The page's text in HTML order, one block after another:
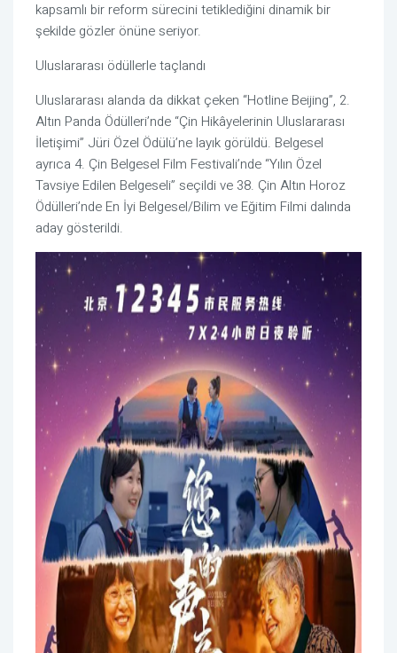
kapsamlı bir reform sürecini tetiklediğini dinamik bir
şekilde gözler önüne seriyor.
Uluslararası ödüllerle taçlandı
Uluslararası alanda da dikkat çeken “Hotline Beijing”, 2.
Altın Panda Ödülleri’nde “Çin Hikâyelerinin Uluslararası
İletişimi” Jüri Özel Ödülü’ne layık görüldü. Belgesel
ayrıca 4. Çin Belgesel Film Festivali’nde “Yılın Özel
Tavsiye Edilen Belgeseli” seçildi ve 38. Çin Altın Horoz
Ödülleri’nde En İyi Belgesel/Bilim ve Eğitim Filmi dalında
aday gösterildi.